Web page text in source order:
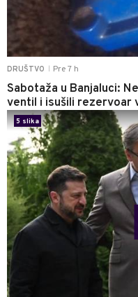
DRUŠTVO Pre 7 h
Sabotaža u Banjaluci:
ventil i isušili rezervoar
5 slika